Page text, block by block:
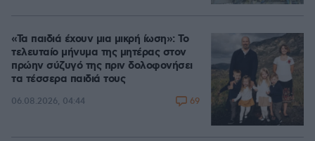
«Τα παιδιά έχουν μια μικρή ίωση»: Το
τελευταίο μήνυμα της μητέρας στον
πρώην σύζυγό της πριν δολοφονήσει
τα τέσσερα παιδιά τους
06.08.2026, 04:44 69